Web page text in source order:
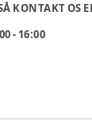
med
KONTAKT OS
- 16:00